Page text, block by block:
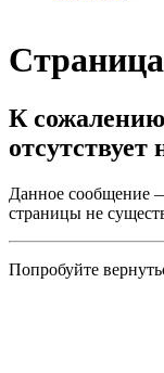
К
отсутствует
Данное сообщение
страницы не
Попробуйте